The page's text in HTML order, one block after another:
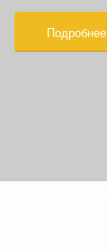
Подробнее